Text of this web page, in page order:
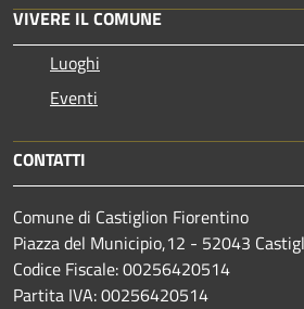
VIVERE IL COMUNE
Luoghi
Eventi
CONTATTI
Comune di Castiglion Fiorentino
Piazza del Municipio,12 - 52043
Codice Fiscale: 00256420514
Partita IVA: 00256420514